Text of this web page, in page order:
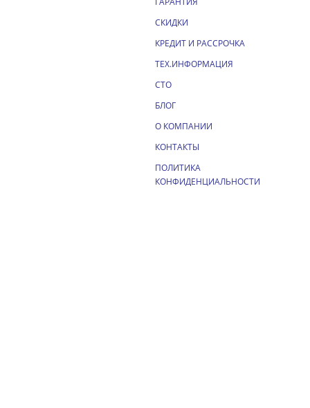
СКИДКИ
КРЕДИТ И РАССРОЧКА
ТЕХ.ИНФОРМАЦИЯ
СТО
БЛОГ
О КОМПАНИИ
КОНТАКТЫ
ПОЛИТИКА
КОНФИДЕНЦИАЛЬНОСТИ